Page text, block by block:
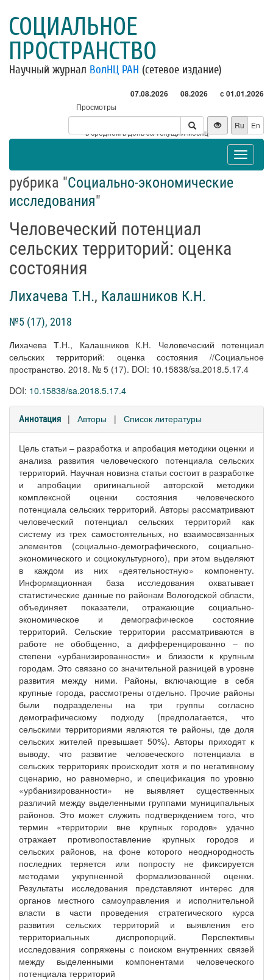
СОЦИАЛЬНОЕ
ПРОСТРАНСТВО
Научный журнал ВолНЦ РАН (сетевое издание)
07.08.2026 08.2026 с 01.01.2026
Просмотры
Посетители
* - в среднем в день за текущий месяц
Ru En
Toggle
рубрика "Социально-экономические
исследования"
Человеческий потенциал
сельских территорий: оценка
состояния
Лихачева Т.Н., Калашников К.Н.
№5 (17), 2018
Лихачева Т.Н., Калашников К.Н. Человеческий потенциал
сельских территорий: оценка состояния //Социальное
пространство. 2018. № 5 (17). DOI: 10.15838/sa.2018.5.17.4
DOI: 10.15838/sa.2018.5.17.4
Аннотация | Авторы | Список литературы
Цель статьи – разработка и апробация методики оценки и
анализа развития человеческого потенциала сельских
территорий. Научная новизна статьи состоит в разработке
и апробации оригинальной авторской методики
комплексной оценки состояния человеческого
потенциала сельских территорий. Авторы рассматривают
человеческий потенциал сельских территорий как
систему из трех самостоятельных, но взаимосвязанных
элементов (социально-демографического, социально-
экономического и социокультурного), при этом выделяют
в каждом из них «деятельностную» компоненту.
Информационная база исследования охватывает
статистические данные по районам Вологодской области,
объединяет показатели, отражающие социально-
экономическое и демографическое состояние
территорий. Сельские территории рассматриваются в
работе не обобщенно, а дифференцированно – по
степени «урбанизированности» и близости к крупным
городам. Это связано со значительной разницей в уровне
развития между ними. Районы, включающие в себя
крупные города, рассмотрены отдельно. Прочие районы
были подразделены на три группы согласно
демографическому подходу (предполагается, что
сельскими территориями являются те районы, где доля
сельских жителей превышает 50%). Авторы приходят к
выводу, что развитие человеческого потенциала в
сельских территориях происходит хотя и по негативному
сценарию, но равномерно, и спецификация по уровню
«урбанизированности» не выявляет существенных
различий между выделенными группами муниципальных
районов. Это может служить подтверждением того, что
термин «территории вне крупных городов» удачно
отражает противопоставление крупных городов и
сельских районов, на фоне которого неоднородность
последних теряется или попросту не фиксируется
методами укрупненной формализованной оценки.
Результаты исследования представляют интерес для
органов местного самоуправления и исполнительной
власти в части проведения стратегического курса
развития сельских территорий и выявления его
территориальных диспропорций. Перспективы
исследования сопряжены с поиском внутренних связей
между выделенными компонентами человеческого
потенциала территорий